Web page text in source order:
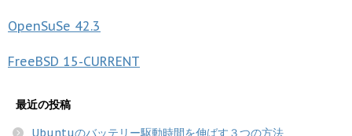
OpenSuSe 42.3
FreeBSD 15-CURRENT
最近の投稿
Ubuntuのバッテリー駆動時間を伸ばす３つの方法